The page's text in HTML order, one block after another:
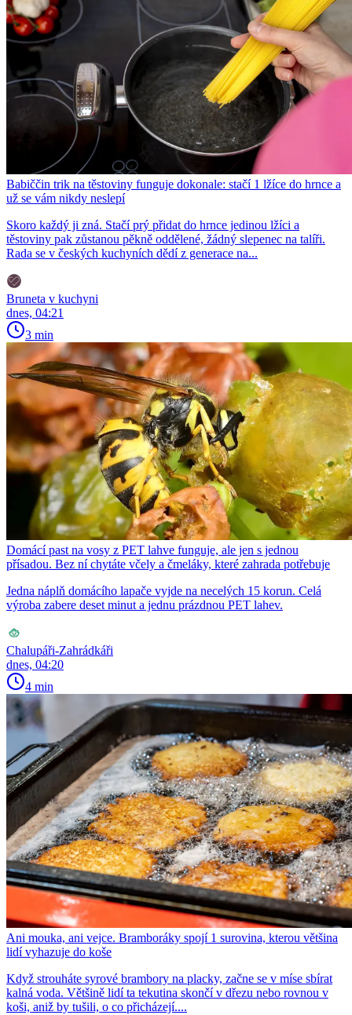
Babiččin trik na těstoviny funguje dokonale: stačí 1 lžíce do hrnce a
už se vám nikdy neslepí
Skoro každý ji zná. Stačí prý přidat do hrnce jedinou lžíci a
těstoviny pak zůstanou pěkně oddělené, žádný slepenec na talíři.
Rada se v českých kuchyních dědí z generace na...
Bruneta v kuchyni
dnes, 04:21
3 min
Domácí past na vosy z PET lahve funguje, ale jen s jednou
přísadou. Bez ní chytáte včely a čmeláky, které zahrada potřebuje
Jedna náplň domácího lapače vyjde na necelých 15 korun. Celá
výroba zabere deset minut a jednu prázdnou PET lahev.
Chalupáři-Zahrádkáři
dnes, 04:20
4 min
Ani mouka, ani vejce. Bramboráky spojí 1 surovina, kterou většina
lidí vyhazuje do koše
Když strouháte syrové brambory na placky, začne se v míse sbírat
kalná voda. Většině lidí ta tekutina skončí v dřezu nebo rovnou v
koši, aniž by tušili, o co přicházejí....